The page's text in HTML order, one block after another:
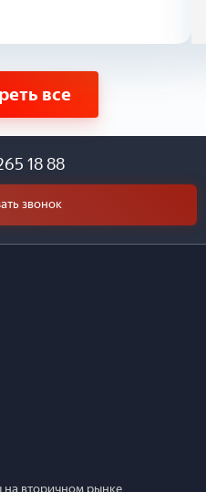
все
18 88
звонок
вторичном рынке